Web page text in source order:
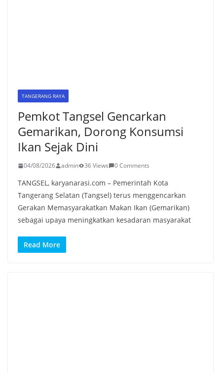
TANGERANG RAYA
Pemkot Tangsel Gencarkan
Gemarikan, Dorong Konsumsi
Ikan Sejak Dini
04/08/2026 admin 36 Views 0 Comments
TANGSEL, karyanarasi.com – Pemerintah Kota
Tangerang Selatan (Tangsel) terus menggencarkan
Gerakan Memasyarakatkan Makan Ikan (Gemarikan)
sebagai upaya meningkatkan kesadaran masyarakat
Read More